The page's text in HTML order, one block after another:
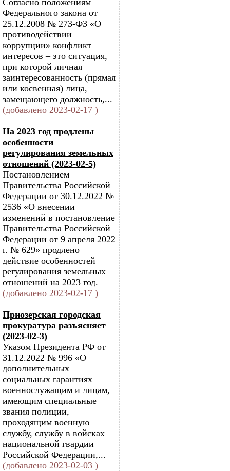
Согласно положениям
Федерального закона от
25.12.2008 № 273-ФЗ «О
противодействии
коррупции» конфликт
интересов – это ситуация,
при которой личная
заинтересованность (прямая
или косвенная) лица,
замещающего должность,...
(добавлено 2023-02-17 )
На 2023 год продлены
особенности
регулирования земельных
отношений (2023-02-5)
Постановлением
Правительства Российской
Федерации от 30.12.2022 №
2536 «О внесении
изменений в постановление
Правительства Российской
Федерации от 9 апреля 2022
г. № 629» продлено
действие особенностей
регулирования земельных
отношений на 2023 год.
(добавлено 2023-02-17 )
Приозерская городская
прокуратура разъясняет
(2023-02-3)
Указом Президента РФ от
31.12.2022 № 996 «О
дополнительных
социальных гарантиях
военнослужащим и лицам,
имеющим специальные
звания полиции,
проходящим военную
службу, службу в войсках
национальной гвардии
Российской Федерации,...
(добавлено 2023-02-03 )